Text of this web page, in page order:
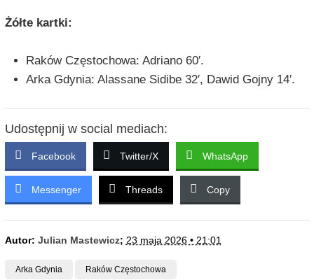
Żółte kartki:
Raków Częstochowa: Adriano 60′.
Arka Gdynia: Alassane Sidibe 32′, Dawid Gojny 14′.
Udostępnij w social mediach:
Facebook Twitter/X WhatsApp
Messenger Threads Copy
Autor: Julian Mastewicz; 23 maja 2026 • 21:01
Arka Gdynia Raków Częstochowa